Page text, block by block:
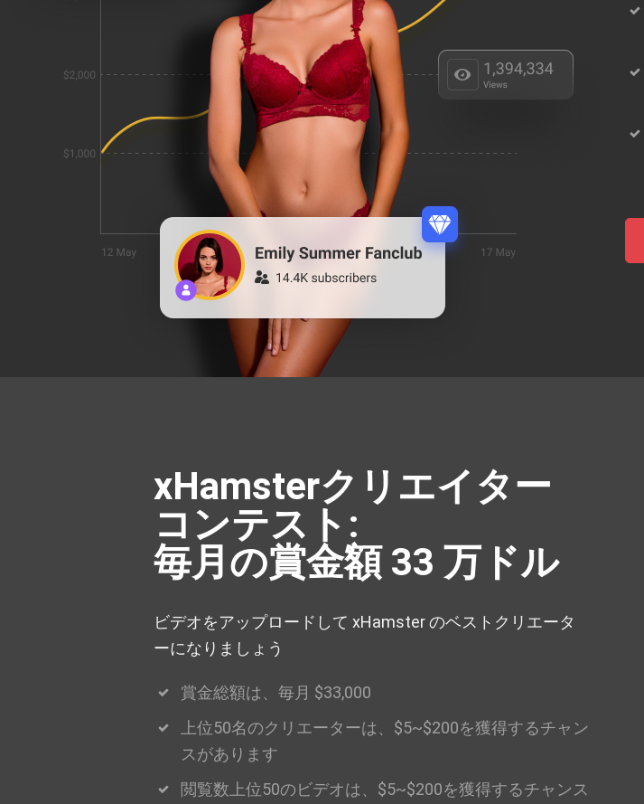
xHamsterクリエイター
コンテスト:
毎月の賞金額 33 万ドル
ビデオをアップロードして xHamster のベストクリエータ
ーになりましょう
賞金総額は、毎月 $33,000
上位50名のクリエーターは、$5~$200を獲得するチャン
スがあります
閲覧数上位50のビデオは、$5~$200を獲得するチャンス